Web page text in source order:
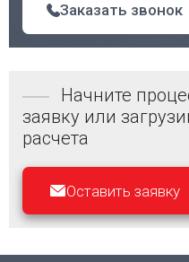
Заказать звонок
Начните
заявку или
расчета
Оставить заявку